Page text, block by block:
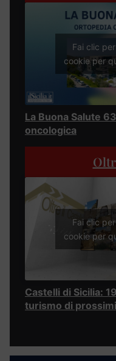
Fai clic
cookie per
La Buona Salute
oncologica
Fai clic
cookie per
Castelli di Sicilia:
turismo di